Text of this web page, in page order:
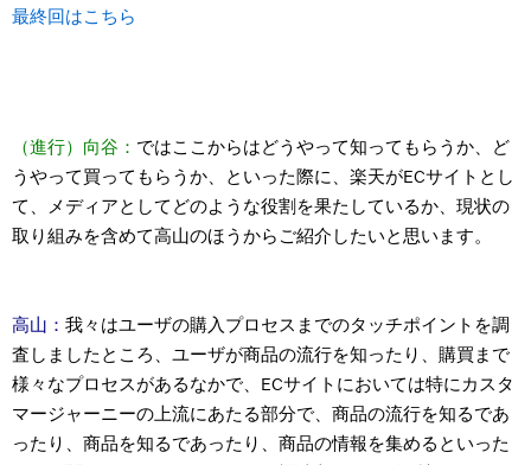
最終回はこちら
（進行）向谷： ではここからはどうやって知ってもらうか、ど
うやって買ってもらうか、といった際に、楽天がECサイトとし
て、メディアとしてどのような役割を果たしているか、現状の
取り組みを含めて高山のほうからご紹介したいと思います。
高山： 我々はユーザの購入プロセスまでのタッチポイントを調
査しましたところ、ユーザが商品の流行を知ったり、購買まで
様々なプロセスがあるなかで、ECサイトにおいては特にカスタ
マージャーニーの上流にあたる部分で、商品の流行を知るであ
ったり、商品を知るであったり、商品の情報を集めるといった